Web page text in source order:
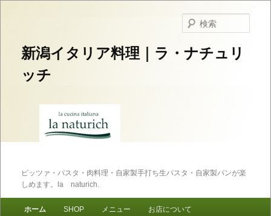
新潟イタリア料理｜ラ・ナチュリ
ッチ
ピッツァ・パスタ・肉料理・自家製手打ち生パスタ・自家製パンが楽
しめます。la naturich.
メインコンテンツへ移動
サブコンテンツへ移動
ホーム SHOP メニュー お店について